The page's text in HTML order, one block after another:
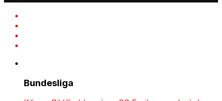
Bundesliga